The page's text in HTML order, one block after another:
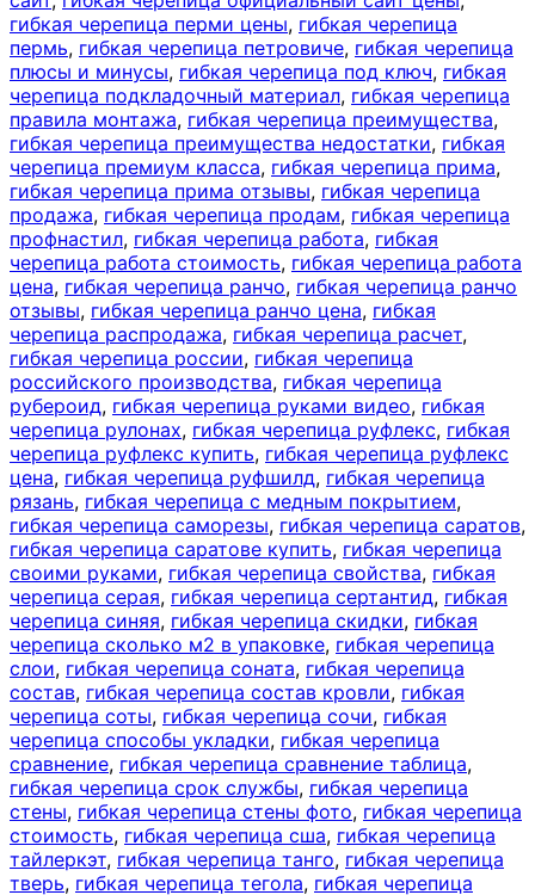
гибкая черепица перми цены, гибкая черепица
пермь, гибкая черепица петровиче, гибкая черепица
плюсы и минусы, гибкая черепица под ключ, гибкая
черепица подкладочный материал, гибкая черепица
правила монтажа, гибкая черепица преимущества,
гибкая черепица преимущества недостатки, гибкая
черепица премиум класса, гибкая черепица прима,
гибкая черепица прима отзывы, гибкая черепица
продажа, гибкая черепица продам, гибкая черепица
профнастил, гибкая черепица работа, гибкая
черепица работа стоимость, гибкая черепица работа
цена, гибкая черепица ранчо, гибкая черепица ранчо
отзывы, гибкая черепица ранчо цена, гибкая
черепица распродажа, гибкая черепица расчет,
гибкая черепица россии, гибкая черепица
российского производства, гибкая черепица
рубероид, гибкая черепица руками видео, гибкая
черепица рулонах, гибкая черепица руфлекс, гибкая
черепица руфлекс купить, гибкая черепица руфлекс
цена, гибкая черепица руфшилд, гибкая черепица
рязань, гибкая черепица с медным покрытием,
гибкая черепица саморезы, гибкая черепица саратов,
гибкая черепица саратове купить, гибкая черепица
своими руками, гибкая черепица свойства, гибкая
черепица серая, гибкая черепица сертантид, гибкая
черепица синяя, гибкая черепица скидки, гибкая
черепица сколько м2 в упаковке, гибкая черепица
слои, гибкая черепица соната, гибкая черепица
состав, гибкая черепица состав кровли, гибкая
черепица соты, гибкая черепица сочи, гибкая
черепица способы укладки, гибкая черепица
сравнение, гибкая черепица сравнение таблица,
гибкая черепица срок службы, гибкая черепица
стены, гибкая черепица стены фото, гибкая черепица
стоимость, гибкая черепица сша, гибкая черепица
тайлеркэт, гибкая черепица танго, гибкая черепица
тверь, гибкая черепица тегола, гибкая черепица